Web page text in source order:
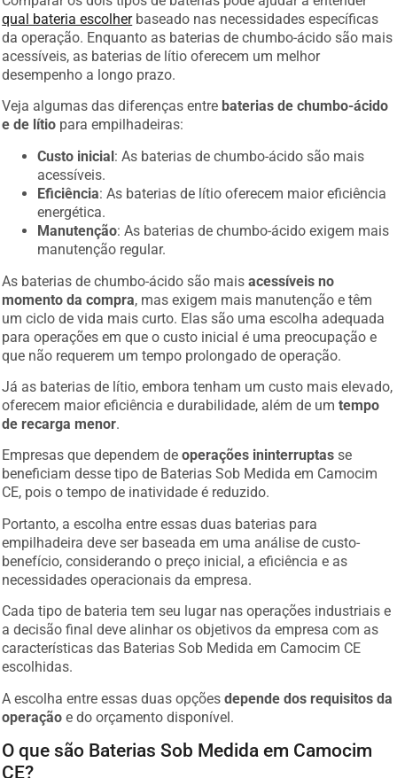
qual bateria escolherbaseado nas necessidades específicas
da operação. Enquanto as baterias de chumbo-ácido são mais
acessíveis, as baterias de lítio oferecem um melhor
desempenho a longo prazo.
Veja algumas das diferenças entre baterias de chumbo-ácido
e de lítio para empilhadeiras:
Custo inicial : As baterias de chumbo-ácido são mais
acessíveis.
Eficiência
: As baterias de lítio oferecem maior eficiência
energética.
Manutenção
: As baterias de chumbo-ácido exigem mais
manutenção regular.
As baterias de chumbo-ácido são mais
acessíveis no
momento da compra
, mas exigem mais manutenção e têm
um ciclo de vida mais curto. Elas são uma escolha adequada
para operações em que o custo inicial é uma preocupação e
que não requerem um tempo prolongado de operação.
Já as baterias de lítio, embora tenham um custo mais elevado,
oferecem maior eficiência e durabilidade, além de umtempo
de recarga menor
Empresas que dependem de operações ininterruptas se
beneficiam desse tipo de Baterias Sob Medida em Camocim
CE, pois o tempo de inatividade é reduzido.
Portanto, a escolha entre essas duas baterias para
empilhadeira deve ser baseada em uma análise de custo-
benefício, considerando o preço inicial, a eficiência e as
necessidades operacionais da empresa.
Cada tipo de bateria tem seu lugar nas operações industriais e
a decisão final deve alinhar os objetivos da empresa com as
características das Baterias Sob Medida em Camocim CE
escolhidas.
A escolha entre essas duas opções
depende dos requisitos da
operação
e do orçamento disponível.
O que são Baterias Sob Medida em Camocim
CE?